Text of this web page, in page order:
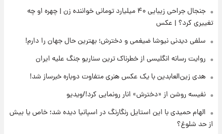
آتش‌سوزی در لوناپارک شیراز؛ آخرین وضعیت
خزندگان خطرناک پس از حادثه
۱۹ ساعت پیش
خواستگار ۵۰ساله شاهدخت لئونور بازداشت شد
جنجال جراحی زیبایی ۴۰ میلیارد تومانی خواننده زن | چهره او چه
تغییری کرد؟ | عکس
سلفی دیدنی نیوشا ضیغمی و دخترش؛ بهترین حال جهان را دارم!
روایت رسانه انگلیسی از خطرناک ترین سناریو جنگ علیه ایران
هدی زین‌العابدین با یک عکس هنری متفاوت دوباره خبرساز شد!
نفیسه روشن از «دخترش» انار رونمایی کرد!/ویدیو
الهام حمیدی با این استایل رنگارنگ در اسپانیا دیده شد؛ خاص یا بیش
از حد شلوغ؟